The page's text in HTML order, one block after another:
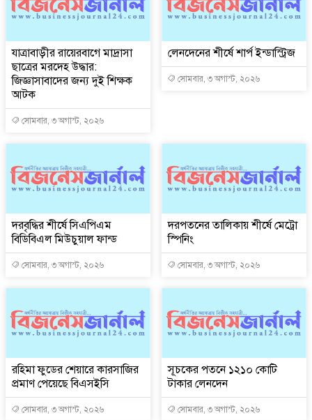
যাত্রাবাড়ীর রায়েরবাগে মাদ্রাসা
ছাত্রের মরদেহ উদ্ধার:
জিজ্ঞাসাবাদের জন্য দুই শিক্ষক
আটক
সোমবার, ৩ অগাস্ট, ২০২৬
লেনদেনের শীর্ষে শার্প ইন্ডাস্ট্রিজ
সোমবার, ৩ অগাস্ট, ২০২৬
দরবৃদ্ধির শীর্ষে সিএপিএম
বিডিবিএল মিউচুয়াল ফান্ড
সোমবার, ৩ অগাস্ট, ২০২৬
দরপতনের তালিকায় শীর্ষে মেট্রো
স্পিনিং
সোমবার, ৩ অগাস্ট, ২০২৬
রহিমা ফুডের শেয়ারে কারসাজির
প্রমাণ পেয়েছে বিএসইসি
সোমবার, ৩ অগাস্ট, ২০২৬
সূচকের পতনে ১২১০ কোটি
টাকার লেনদেন
সোমবার, ৩ অগাস্ট, ২০২৬